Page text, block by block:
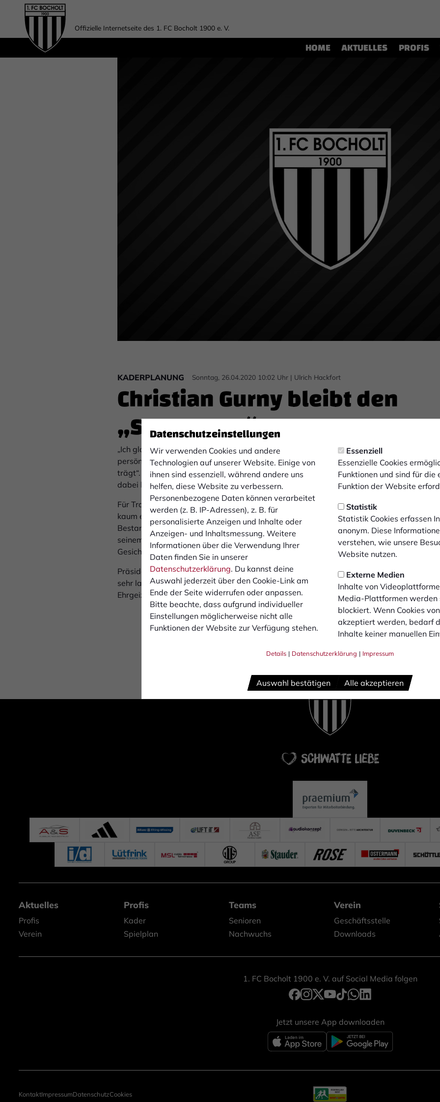
Datenschutzeinstellungen
Wir verwenden Cookies und andere
Technologien auf unserer Website. Einige von
ihnen sind essenziell, während andere uns
helfen, diese Website zu verbessern.
Personenbezogene Daten können verarbeitet
werden (z. B. IP-Adressen), z. B. für
personalisierte Anzeigen und Inhalte oder
Anzeigen- und Inhaltsmessung. Weitere
Informationen über die Verwendung Ihrer
Daten finden Sie in unserer
Datenschutzerklärung. Du kannst deine
Auswahl jederzeit über den Cookie-Link am
Ende der Seite widerrufen oder anpassen.
Bitte beachte, dass aufgrund individueller
Einstellungen möglicherweise nicht alle
Funktionen der Website zur Verfügung stehen.
Essenziell
Essenzielle Cookies
Funktionen und sind für die
Funktion der Website
Statistik
Statistik Cookies erfassen
anonym. Diese
verstehen, wie unsere
Website nutzen.
Externe Medien
Inhalte von
Media-Plattformen
blockiert. Wenn Cookies
akzeptiert werden, bedarf
Inhalte keiner manuellen
Details | Datenschutzerklärung | Impressum
Auswahl bestätigen Alle akzeptieren
Offizielle Internetseite des 1. FC Bocholt 1900 e. V.
HOME AKTUELLES PROFIS
KADERPLANUNG Sonntag, 26.04.2020 10:02 Uhr | Ulrich Hackfort
Christian Gurny bleibt den
„Schwatten“ treu
„Ich glaube, dass das nächste Jahr viele Herausforderungen mit sich bringt - für den
persönlich, auf die ich mich jetzt sehr freue.“, sagt der 26-jährige Gurny, der seit 2007
trägt“. Weiter sagt er: „Die ganze Mannschaft bleibt zusammen, das gab es in all den
dabei bin, noch nie. Daher glaube ich, dass wir eine sehr gute Grundlage für eine
Für Trainer Jan Winking hat die Verlängerung mit Christian Gurny eine besondere
kaum einen aktuellen Spieler, der den 1. FC Bocholt mehr verkörpert als Christian. Er ist
Bestandteil der Truppe, deshalb freut mich seine Verlängerung umso mehr. Ein
seinem hohen läuferischen Aufwand immer wichtige Minuten abspult. Wir sind sehr
Gesichter dieses Vereins weiter in unseren Farben zu sehen!“
Präsident Ludger Triphaus hebt vor allem die lobenswerte Einstellung Gurnys hervor
sehr lange beim 1. FC Bocholt. Dass er verlängert, spricht einerseits für seine
Ehrgeiz, auf hohem Amateurniveau sich beweisen zu wollen.“
Aktuelles
Profis
Verein
Profis
Kader
Spielplan
Teams
Senioren
Nachwuchs
Verein
Geschäftsstelle
Downloads
1. FC Bocholt 1900 e. V. auf Social Media folgen
Jetzt unsere App downloaden
KontaktImpressumDatenschutzCookies